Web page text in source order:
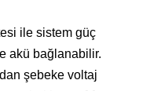
ile sistem güç
akü bağlanabilir.
şebeke voltaj